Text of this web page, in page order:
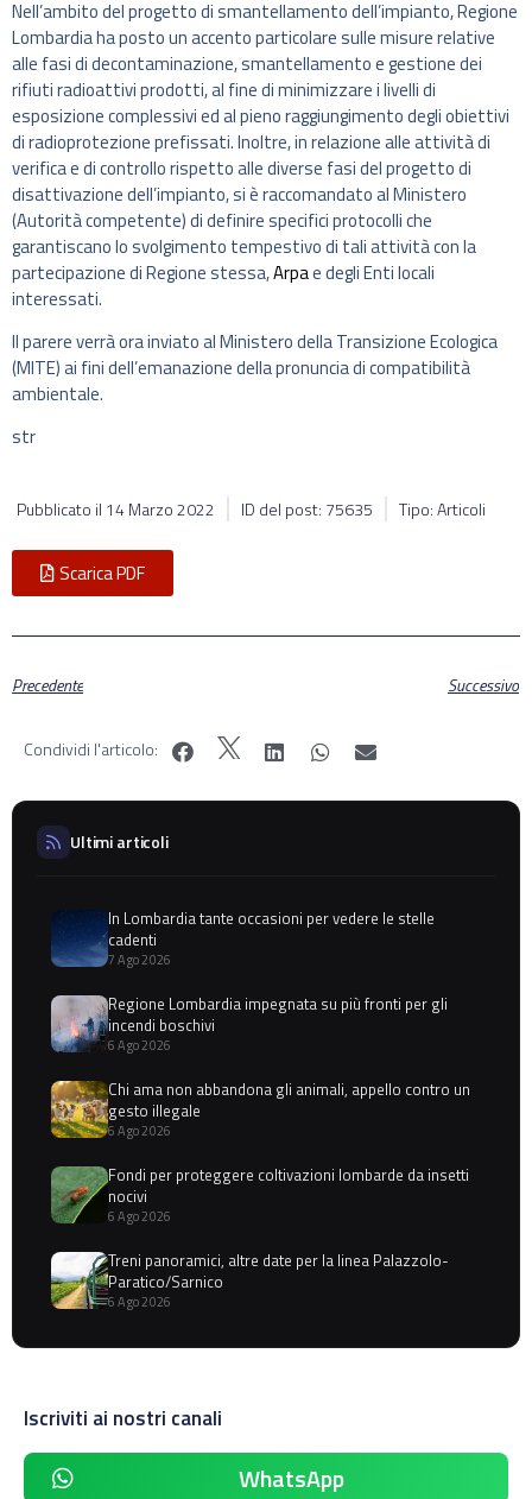
Nell’ambito del progetto di smantellamento dell’impianto, Regione
Lombardia ha posto un accento particolare sulle misure relative
alle fasi di decontaminazione, smantellamento e gestione dei
rifiuti radioattivi prodotti, al fine di minimizzare i livelli di
esposizione complessivi ed al pieno raggiungimento degli obiettivi
di radioprotezione prefissati. Inoltre, in relazione alle attività di
verifica e di controllo rispetto alle diverse fasi del progetto di
disattivazione dell’impianto, si è raccomandato al Ministero
(Autorità competente) di definire specifici protocolli che
garantiscano lo svolgimento tempestivo di tali attività con la
partecipazione di Regione stessa,Arpae degli Enti locali
interessati.
Il parere verrà ora inviato al Ministero della Transizione Ecologica
(MITE) ai fini dell’emanazione della pronuncia di compatibilità
ambientale.
str
Pubblicato il 14 Marzo 2022 ID del post: 75635 Tipo: Articoli
Scarica PDF
Precedente Successivo
Condividi l'articolo:
Ultimi articoli
In Lombardia tante occasioni per vedere le stelle
cadenti
7 Ago 2026
Regione Lombardia impegnata su più fronti per gli
incendi boschivi
6 Ago 2026
Chi ama non abbandona gli animali, appello contro un
gesto illegale
6 Ago 2026
Fondi per proteggere coltivazioni lombarde da insetti
nocivi
6 Ago 2026
Treni panoramici, altre date per la linea Palazzolo-
Paratico/Sarnico
6 Ago 2026
Iscriviti ai nostri canali
WhatsApp